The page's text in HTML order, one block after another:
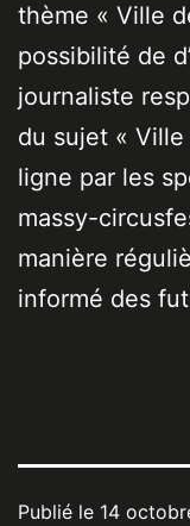
thème « Ville
possibilité de
journaliste
du sujet «
ligne par les
massy-
manière
informé des
Publié le 14